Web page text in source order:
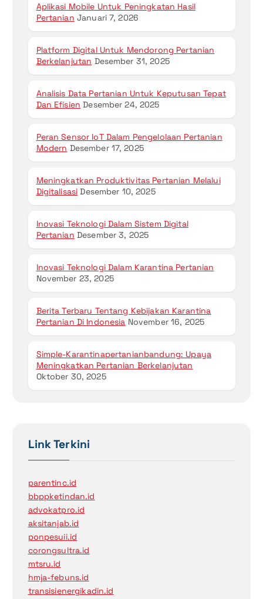
Aplikasi Mobile Untuk Peningkatan Hasil
Pertanian Januari 7, 2026
Platform Digital Untuk Mendorong Pertanian
Berkelanjutan Desember 31, 2025
Analisis Data Pertanian Untuk Keputusan Tepat
Dan Efisien Desember 24, 2025
Peran Sensor IoT Dalam Pengelolaan Pertanian
Modern Desember 17, 2025
Meningkatkan Produktivitas Pertanian Melalui
Digitalisasi Desember 10, 2025
Inovasi Teknologi Dalam Sistem Digital
Pertanian Desember 3, 2025
Inovasi Teknologi Dalam Karantina Pertanian
November 23, 2025
Berita Terbaru Tentang Kebijakan Karantina
Pertanian Di Indonesia November 16, 2025
Simple-Karantinapertanianbandung: Upaya
Meningkatkan Pertanian Berkelanjutan
Oktober 30, 2025
Link Terkini
parentinc.id
bbppketindan.id
advokatpro.id
aksitanjab.id
ponpesuii.id
corongsultra.id
mtsru.id
hmja-febuns.id
transisienergikadin.id